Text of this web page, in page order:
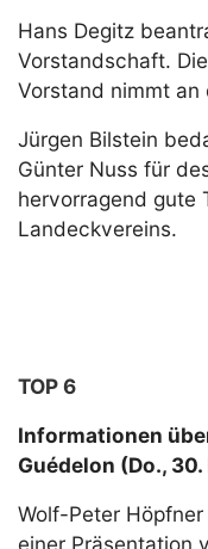
Hans Degitz
Vorstandschaft.
Vorstand nimmt
Jürgen Bilstein
Günter Nuss für
hervorragend gute
Landeckvereins.
TOP 6
Informationen
Guédelon (Do.,
Wolf-Peter
einer Präsentation